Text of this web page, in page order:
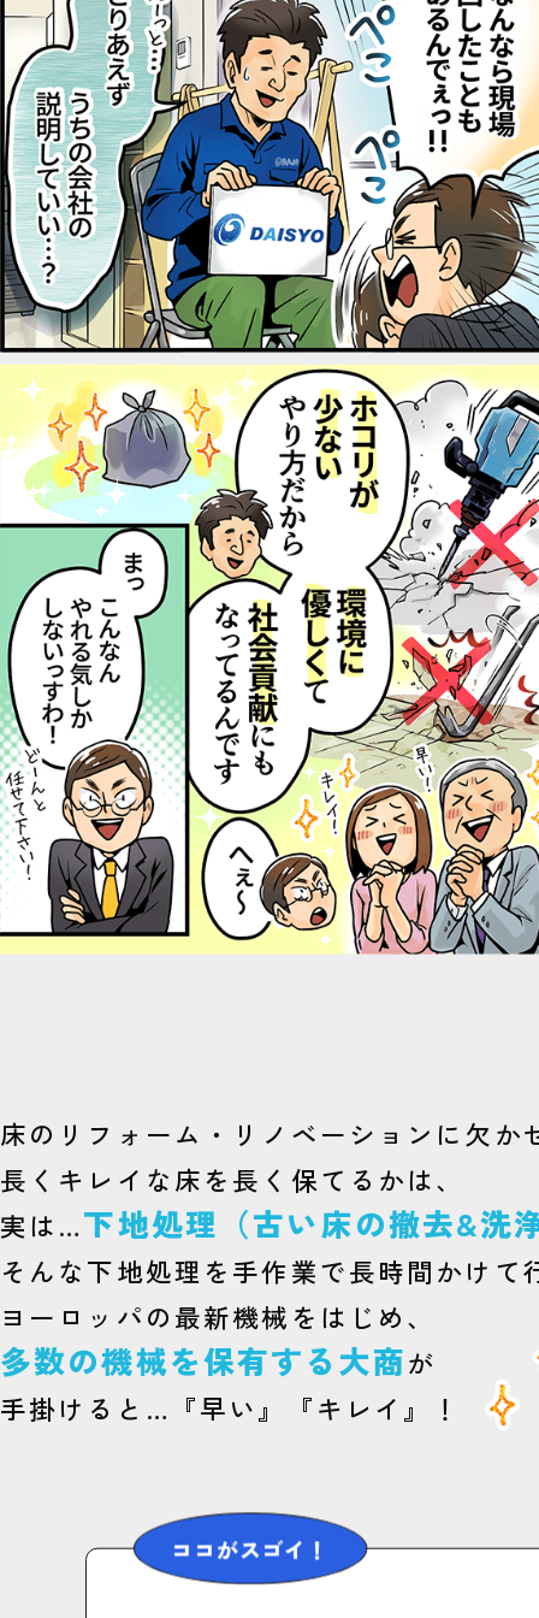
床のリフォーム・リノベーションに欠か
長くキレイな床を長く保てるかは、
実は…下地処理（古い床の撤去&洗
そんな下地処理を手作業で長時間かけて
ヨーロッパの最新機械をはじめ、
多数の機械を保有する大商が
手掛けると…『早い』『キレイ』！
ココがスゴイ！